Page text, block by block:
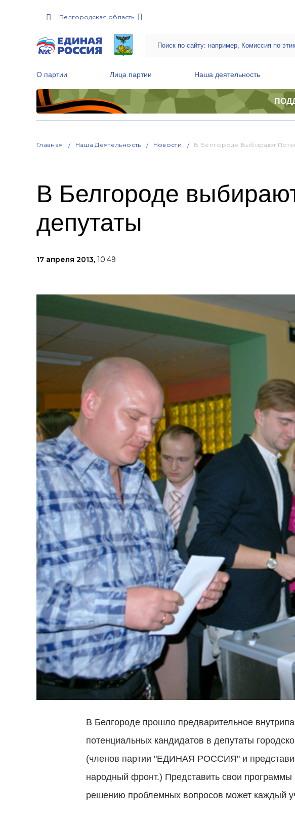
Белгородская область
О партии Лица партии Наша деятельность
Главная Наша Деятельность Новости В Белгороде Выбирают
В Белгороде
депутаты
17 апреля 2013, 10:49
В Белгороде прошло предварительное
потенциальных кандидатов в депутаты
(членов партии "ЕДИНАЯ РОССИЯ" и
народный фронт.) Представить свои программы
решению проблемных вопросов может каждый